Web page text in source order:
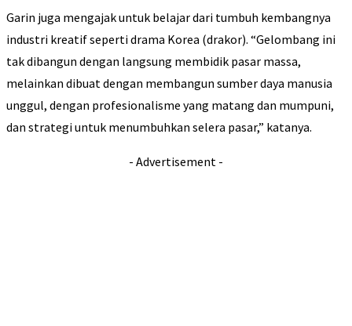
Garin juga mengajak untuk belajar dari tumbuh kembangnya
industri kreatif seperti drama Korea (drakor). “Gelombang ini
tak dibangun dengan langsung membidik pasar massa,
melainkan dibuat dengan membangun sumber daya manusia
unggul, dengan profesionalisme yang matang dan mumpuni,
dan strategi untuk menumbuhkan selera pasar,” katanya.
- Advertisement -